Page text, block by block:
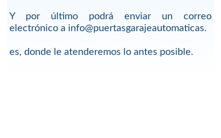
Y por último podrá enviar un correo
electrónico a info@puertasgarajeautomaticas.
es, donde le atenderemos lo antes posible.